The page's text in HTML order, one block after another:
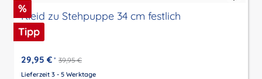
Rabatt
%
Tipp
Kleid zu Stehpuppe 34 cm festlich
29,95 € * 39,95 €
Lieferzeit 3 - 5 Werktage